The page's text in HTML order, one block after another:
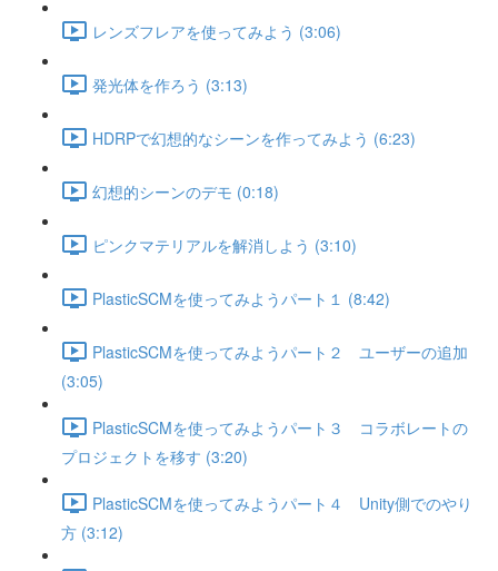
レンズフレアを使ってみよう (3:06)
発光体を作ろう (3:13)
HDRPで幻想的なシーンを作ってみよう (6:23)
幻想的シーンのデモ (0:18)
ピンクマテリアルを解消しよう (3:10)
PlasticSCMを使ってみようパート１ (8:42)
PlasticSCMを使ってみようパート２ ユーザーの追加
(3:05)
PlasticSCMを使ってみようパート３ コラボレートの
プロジェクトを移す (3:20)
PlasticSCMを使ってみようパート４ Unity側でのやり
方 (3:12)